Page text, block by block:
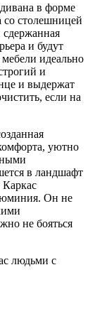
в форме
со столешницей
сдержанная
и будут
идеально
и
и выдержат
если на
уютно
в ландшафт
Он не
не бояться
людьми с